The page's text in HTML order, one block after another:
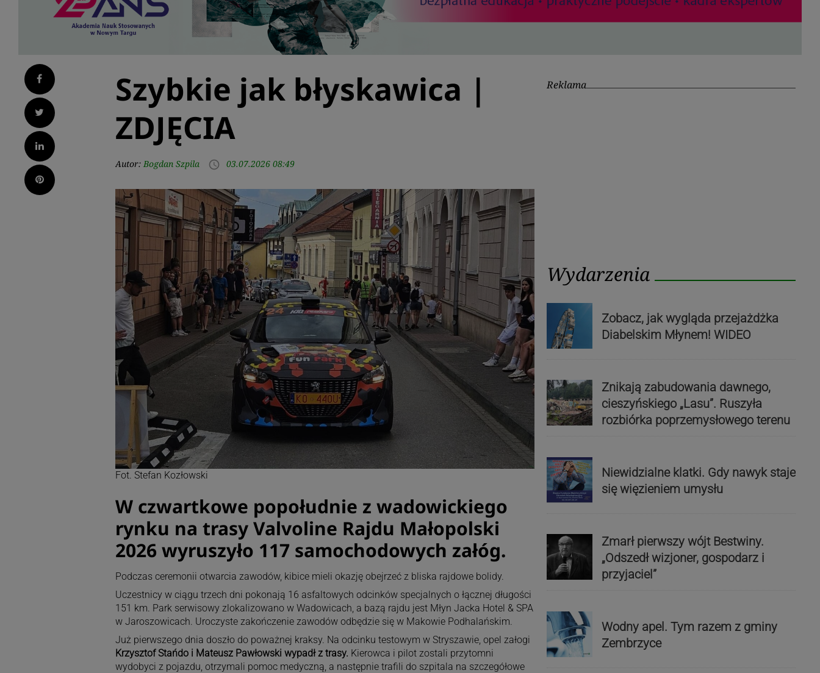
Facebook
Twitter
LinkedIn
Pinterest
Szybkie jak błyskawica |
ZDJĘCIA
Autor: Bogdan Szpila access_time 03.07.2026 08:49
Fot. Stefan Kozłowski
W czwartkowe popołudnie z wadowickiego
rynku na trasy Valvoline Rajdu Małopolski
2026 wyruszyło 117 samochodowych załóg.
Podczas ceremonii otwarcia zawodów, kibice mieli okazję obejrzeć z bliska rajdowe bolidy.
Uczestnicy w ciągu trzech dni pokonają 16 asfaltowych odcinków specjalnych o łącznej długości
151 km. Park serwisowy zlokalizowano w Wadowicach, a bazą rajdu jest Młyn Jacka Hotel & SPA
w Jaroszowicach. Uroczyste zakończenie zawodów odbędzie się w Makowie Podhalańskim.
Już pierwszego dnia doszło do poważnej kraksy. Na odcinku testowym w Stryszawie, opel załogi
Krzysztof Stańdo i Mateusz Pawłowski wypadł z trasy. Kierowca i pilot zostali przytomni
wydobyci z pojazdu, otrzymali pomoc medyczną, a następnie trafili do szpitala na szczegółowe
Reklama
Wydarzenia
Zobacz, jak wygląda przejażdżka
Diabelskim Młynem! WIDEO
Znikają zabudowania dawnego,
cieszyńskiego „Lasu”. Ruszyła
rozbiórka poprzemysłowego terenu
Niewidzialne klatki. Gdy nawyk staje
się więzieniem umysłu
Zmarł pierwszy wójt Bestwiny.
„Odszedł wizjoner, gospodarz i
przyjaciel”
Wodny apel. Tym razem z gminy
Zembrzyce